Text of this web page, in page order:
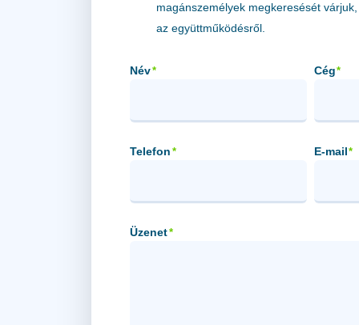
magánszemélyek megkeresését
az együttműködésről.
Név* Cég*
Telefon * E-mail*
Üzenet*